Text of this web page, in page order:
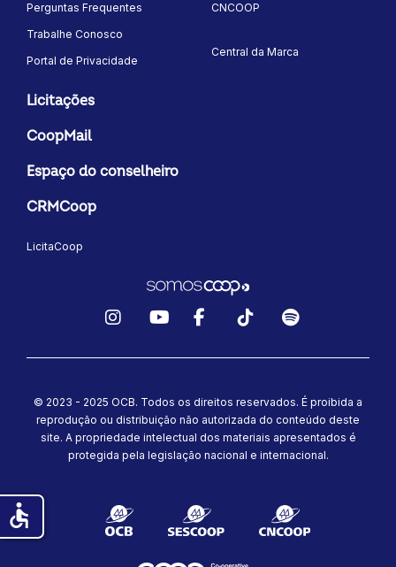
Perguntas Frequentes
Trabalhe Conosco
Portal de Privacidade
CNCOOP
Central da Marca
Licitações
CoopMail
Espaço do conselheiro
CRMCoop
LicitaCoop
© 2023 - 2025 OCB. Todos os direitos reservados. É proibida a
reprodução ou distribuição não autorizada do conteúdo deste
site. A propriedade intelectual dos materiais apresentados é
protegida pela legislação nacional e internacional.
accessible